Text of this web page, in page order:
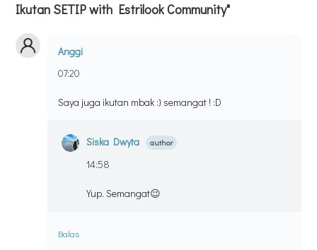
Ikutan SETIP with Estrilook Community"
Anggi
07:20
Saya juga ikutan mbak :) semangat ! :D
Siska Dwyta
14:58
Yup. Semangat😉
Balas